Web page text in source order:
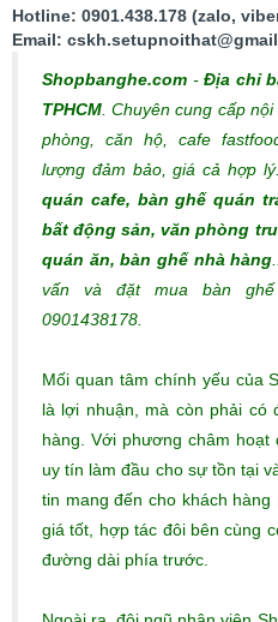
Hotline: 0901.438.178 (zalo,
Email:
Shopbanghe.com -Địa chỉ
TPHCM . Chuyên cung cấp
phòng, căn hộ, cafe
lượng đảm bảo, giá cả hợp lý.
quán cafe, bàn ghế quán
bất động sản, văn phòng
quán ăn, bàn ghế nhà hàng
vấn và đặt mua bàn
0901438178.
Mối quan tâm chính yếu của
là lợi nhuận, mà còn phải có
hàng. Với phương châm hoạt
uy tín làm đầu cho sự tồn tại
tin mang đến cho khách
giá tốt, hợp tác đôi bên cùng
đường dài phía trước.